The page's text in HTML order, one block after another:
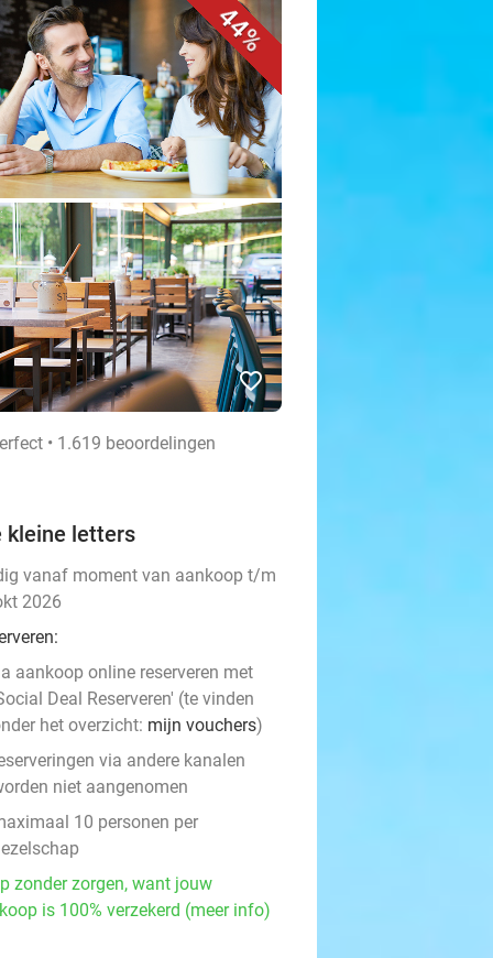
44%
favorite_border
• 1.619 beoordelingen
kleine letters
vanaf moment van aankoop t/m
2026
aankoop online reserveren met
Deal Reserveren' (te vinden
het overzicht: mijn vouchers)
via andere kanalen
niet aangenomen
10 personen per
zonder zorgen, want jouw
is 100% verzekerd (meer info)